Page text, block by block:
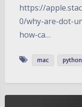
暗黑模式
https://
0/why-are-dot-
how-ca…
mac python